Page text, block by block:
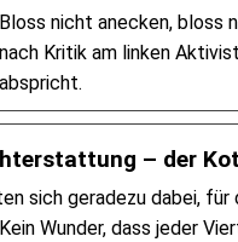
Bloss nicht anecken,
nach Kritik am linken
abspricht.
– der
sich geradezu dabei,
Wunder, dass jeder